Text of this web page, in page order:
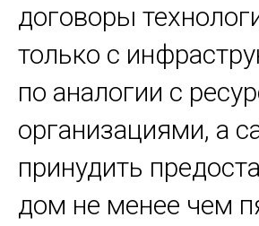
договоры
только с
по аналогии с
организациями, а
принудить
дом не менее чем